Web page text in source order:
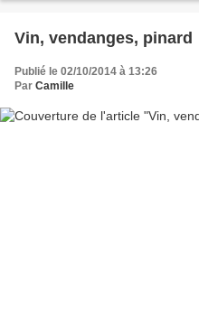
Vin, vendanges, pinard
Publié le 02/10/2014 à 13:26
Par Camille